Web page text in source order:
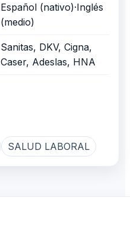
Español (nativo)·Inglés
(medio)
Sanitas, DKV, Cigna,
Caser, Adeslas, HNA
SALUD LABORAL